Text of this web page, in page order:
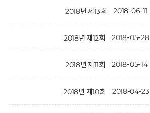
2018년 제13회 2018-06-11
2018년 제12회 2018-05-28
2018년 제11회 2018-05-14
2018년 제10회 2018-04-23